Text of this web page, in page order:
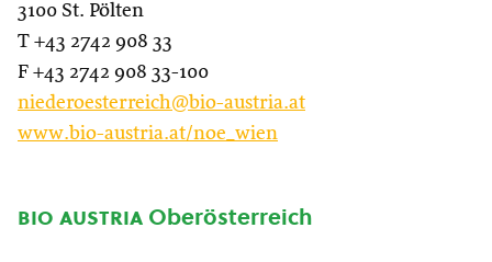
3100 St. Pölten
T +43 2742 908 33
F +43 2742 908 33-100
niederoesterreich@bio-austria.at
www.bio-austria.at/noe_wien
bio austria Oberösterreich